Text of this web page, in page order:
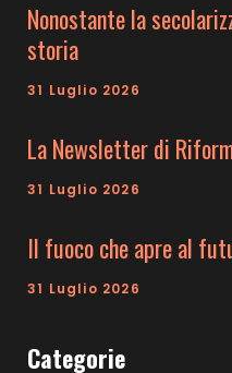
Nonostante la
storia
31 Luglio 2026
La Newsletter di
31 Luglio 2026
Il fuoco che apre al
31 Luglio 2026
Categorie